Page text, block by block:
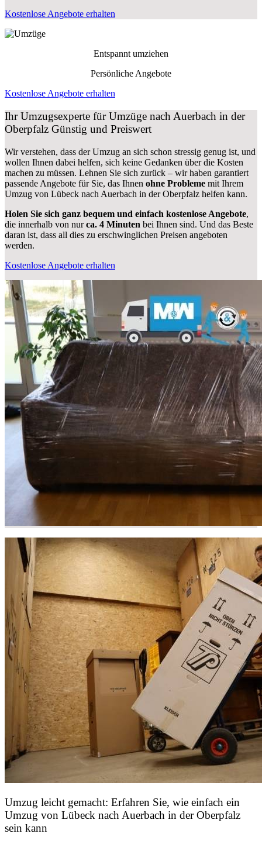
Kostenlose Angebote erhalten
Entspannt umziehen
Persönliche Angebote
Kostenlose Angebote erhalten
Ihr Umzugsexperte für Umzüge nach Auerbach in der
Oberpfalz Günstig und Preiswert
Wir verstehen, dass der Umzug an sich schon stressig genug ist, und
wollen Ihnen dabei helfen, sich keine Gedanken über die Kosten
machen zu müssen. Lehnen Sie sich zurück – wir haben garantiert
passende Angebote für Sie, das Ihnen ohne Probleme mit Ihrem
Umzug von Lübeck nach Auerbach in der Oberpfalz helfen kann.
Holen Sie sich ganz bequem und einfach kostenlose Angebote,
die innerhalb von nurca. 4 Minuten bei Ihnen sind. Und das Beste
daran ist, dass all dies zu erschwinglichen Preisen angeboten
werden.
Kostenlose Angebote erhalten
Umzug leicht gemacht: Erfahren Sie, wie einfach ein
Umzug von Lübeck nach Auerbach in der Oberpfalz
sein kann